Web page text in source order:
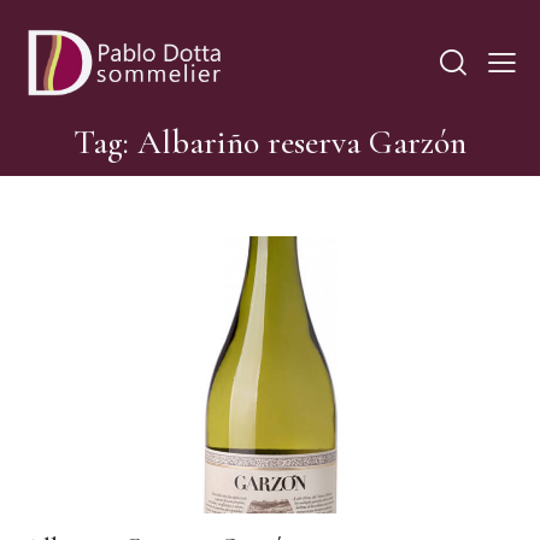
Tag: Albariño reserva Garzón